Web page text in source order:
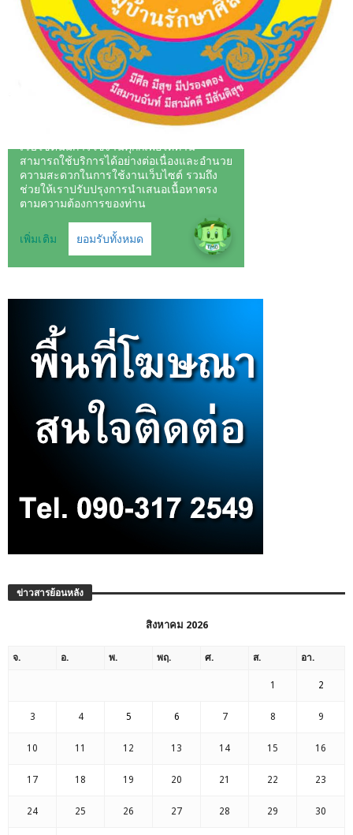
ข่าวสารย้อนหลัง
สิงหาคม 2026
จ. อ. พ. พฤ. ศ. ส. อา.
1 2
3 4 5 6 7 8 9
10 11 12 13 14 15 16
17 18 19 20 21 22 23
24 25 26 27 28 29 30